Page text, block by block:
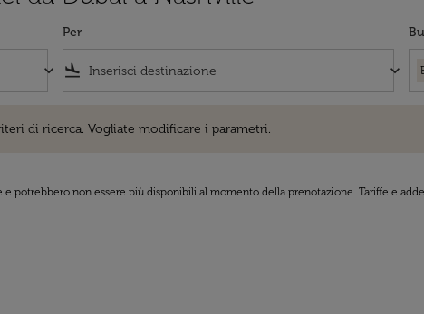
keyboard_arrow_down
Per
flight_land keyboard_arrow_down
di ricerca. Vogliate modificare i parametri.
potrebbero non essere più disponibili al momento della prenotazione. Tariffe e